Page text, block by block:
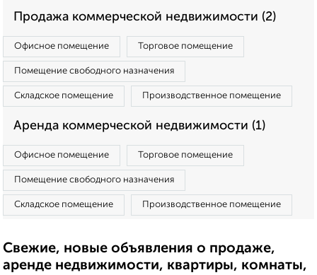
Продажа коммерческой недвижимости (2)
Офисное помещение Торговое помещение
Помещение свободного назначения
Складское помещение Производственное помещение
Аренда коммерческой недвижимости (1)
Офисное помещение Торговое помещение
Помещение свободного назначения
Складское помещение Производственное помещение
Свежие, новые объявления о продаже,
аренде недвижимости, квартиры, комнаты,